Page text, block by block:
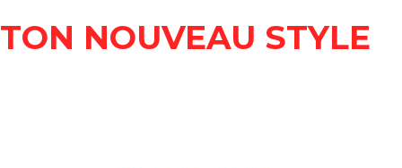
TON NOUVEAU STYLE